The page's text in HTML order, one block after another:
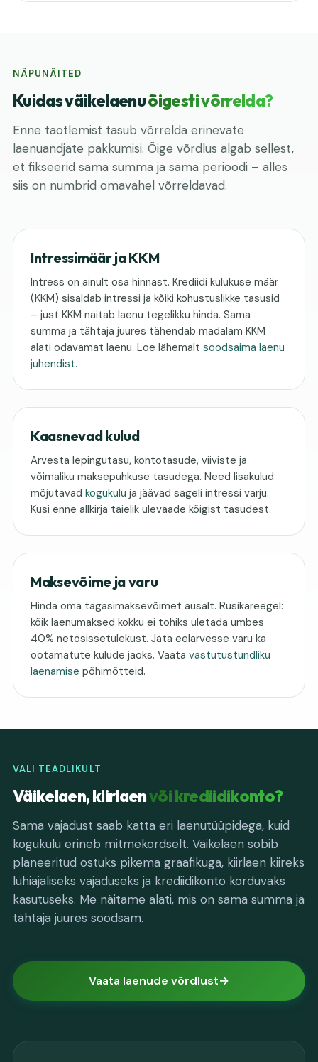
NÄPUNÄITED
Kuidas väikelaenuõigesti võrrelda?
Enne taotlemist tasub võrrelda erinevate
laenuandjate pakkumisi. Õige võrdlus algab sellest,
et fikseerid sama summa ja sama perioodi – alles
siis on numbrid omavahel võrreldavad.
Intressimäär ja KKM
Intress on ainult osa hinnast. Krediidi kulukuse määr
(KKM) sisaldab intressi ja kõiki kohustuslikke tasusid
– just KKM näitab laenu tegelikku hinda. Sama
summa ja tähtaja juures tähendab madalam KKM
alati odavamat laenu. Loe lähemalt soodsaima laenu
juhendist.
Kaasnevad kulud
Arvesta lepingutasu, kontotasude, viiviste ja
võimaliku maksepuhkuse tasudega. Need lisakulud
mõjutavad kogukulu ja jäävad sageli intressi varju.
Küsi enne allkirja täielik ülevaade kõigist tasudest.
Maksevõime ja varu
Hinda oma tagasimaksevõimet ausalt. Rusikareegel:
kõik laenumaksed kokku ei tohiks ületada umbes
40% netosissetulekust. Jäta eelarvesse varu ka
ootamatute kulude jaoks. Vaata vastutustundliku
laenamise põhimõtteid.
VALI TEADLIKULT
Väikelaen, kiirlaenvõi krediidikonto?
Sama vajadust saab katta eri laenutüüpidega, kuid
kogukulu erineb mitmekordselt. Väikelaen sobib
planeeritud ostuks pikema graafikuga, kiirlaen kiireks
lühiajaliseks vajaduseks ja krediidikonto korduvaks
kasutuseks. Me näitame alati, mis on sama summa ja
tähtaja juures soodsam.
Vaata laenude võrdlust